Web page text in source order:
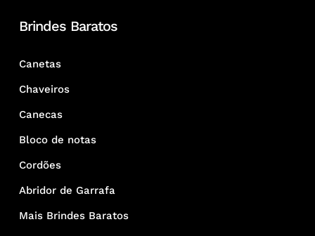
Brindes Baratos
Canetas
Chaveiros
Canecas
Bloco de notas
Cordões
Abridor de Garrafa
Mais Brindes Baratos